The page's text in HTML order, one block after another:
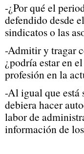
-¿Por qué el
defendido desde
sindicatos o las
-Admitir y tragar
¿podría estar en
profesión en la
-Al igual que está
debiera hacer
labor de
información de